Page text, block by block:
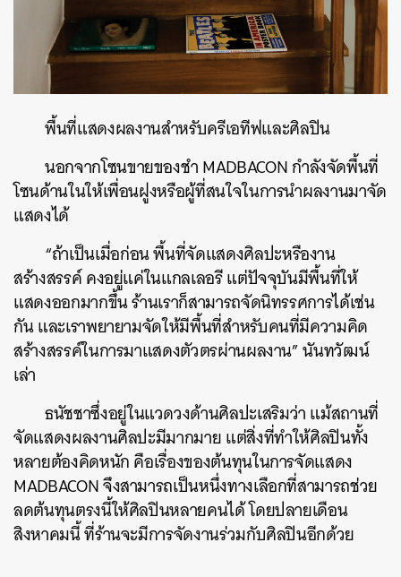
พื้นที่แสดงผลงานสำหรับครีเอทีฟและศิลปิน
นอกจากโซนขายของชำ MADBACON กำลังจัดพื้นที่
โซนด้านในให้เพื่อนฝูงหรือผู้ที่สนใจในการนำผลงานมาจัด
แสดงได้
“ถ้าเป็นเมื่อก่อน พื้นที่จัดแสดงศิลปะหรืองาน
สร้างสรรค์ คงอยู่แค่ในแกลเลอรี แต่ปัจจุบันมีพื้นที่ให้
แสดงออกมากขึ้น ร้านเราก็สามารถจัดนิทรรศการได้เช่น
กัน และเราพยายามจัดให้มีพื้นที่สำหรับคนที่มีความคิด
สร้างสรรค์ในการมาแสดงตัวตรผ่านผลงาน” นันทวัฒน์
เล่า
ธนัชชาซึ่งอยู่ในแวดวงด้านศิลปะเสริมว่า แม้สถานที่
จัดแสดงผลงานศิลปะมีมากมาย แต่สิ่งที่ทำให้ศิลปินทั้ง
หลายต้องคิดหนัก คือเรื่องของต้นทุนในการจัดแสดง
MADBACON จึงสามารถเป็นหนึ่งทางเลือกที่สามารถช่วย
ลดต้นทุนตรงนี้ให้ศิลปินหลายคนได้ โดยปลายเดือน
สิงหาคมนี้ ที่ร้านจะมีการจัดงานร่วมกับศิลปินอีกด้วย